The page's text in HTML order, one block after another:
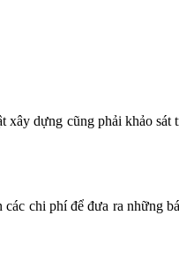
dựng cũng phải khảo
các chi phí để đưa ra những